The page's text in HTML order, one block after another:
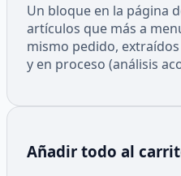
Un bloque en la página
artículos que más a
mismo pedido,
y en proceso (análisis
Añadir todo al